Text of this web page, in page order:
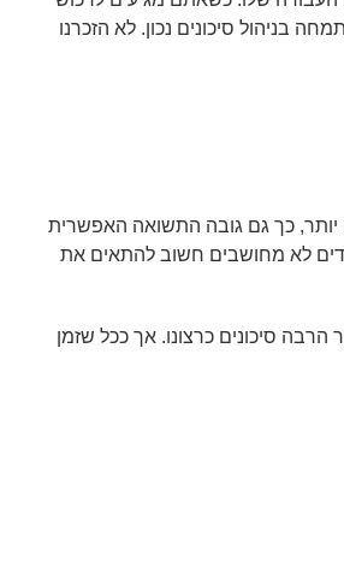
בניהול סיכונים נכון. לא הזכרנו
יותר, כך גם גובה התשואה האפשרית
לא מחושבים חשוב להתאים את
הרבה סיכונים כרצונו. אך ככל שזמן